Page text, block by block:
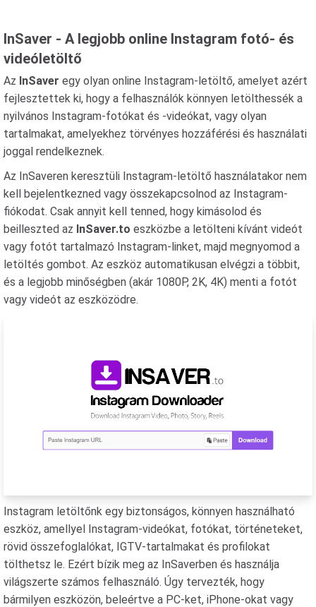
InSaver - A legjobb online Instagram fotó- és
videóletöltő
Az InSaver egy olyan online Instagram-letöltő, amelyet azért
fejlesztettek ki, hogy a felhasználók könnyen letölthessék a
nyilvános Instagram-fotókat és -videókat, vagy olyan
tartalmakat, amelyekhez törvényes hozzáférési és használati
joggal rendelkeznek.
Az InSaveren keresztüli Instagram-letöltő használatakor nem
kell bejelentkezned vagy összekapcsolnod az Instagram-
fiókodat. Csak annyit kell tenned, hogy kimásolod és
beilleszted az InSaver.to eszközbe a letölteni kívánt videót
vagy fotót tartalmazó Instagram-linket, majd megnyomod a
letöltés gombot. Az eszköz automatikusan elvégzi a többit,
és a legjobb minőségben (akár 1080P, 2K, 4K) menti a fotót
vagy videót az eszközödre.
Instagram letöltőnk egy biztonságos, könnyen használható
eszköz, amellyel Instagram-videókat, fotókat, történeteket,
rövid összefoglalókat, IGTV-tartalmakat és profilokat
tölthetsz le. Ezért bízik meg az InSaverben és használja
világszerte számos felhasználó. Úgy tervezték, hogy
bármilyen eszközön, beleértve a PC-ket, iPhone-okat vagy